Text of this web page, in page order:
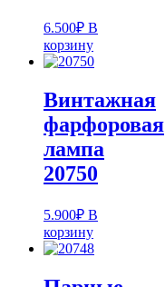
6.500₽ В
корзину
Винтажная
фарфоровая
лампа
20750
5.900₽ В
корзину